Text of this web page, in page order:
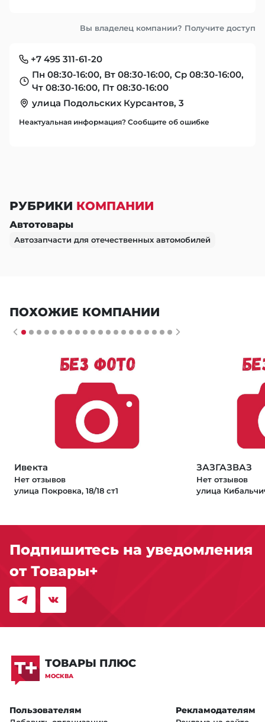
Вы владелец компании? Получите доступ
+7 495 311-61-20
Пн 08:30-16:00, Вт 08:30-16:00, Ср 08:30-16:00,
Чт 08:30-16:00, Пт 08:30-16:00
улица Подольских Курсантов, 3
Неактуальная информация? Сообщите об ошибке
РУБРИКИ КОМПАНИИ
Автотовары
Автозапчасти для отечественных автомобилей
ПОХОЖИЕ КОМПАНИИ
Ивекта
Нет отзывов
улица Покровка, 18/18 ст1
ЗАЗГАЗВАЗ
Нет отзывов
улица
Подпишитесь на уведомления
от Товары+
ТОВАРЫ ПЛЮС
МОСКВА
Пользователям Рекламодателям